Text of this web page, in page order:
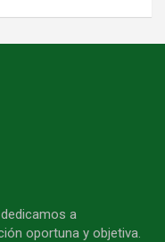
a
oportuna y objetiva.